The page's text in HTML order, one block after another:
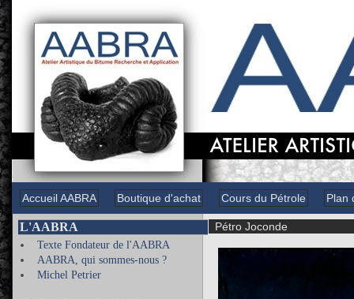
Accueil AABRA Boutique d'achat Cours du Pétrole Plan
L'AABRA
Texte Fondateur de l'AABRA
AABRA, qui sommes-nous ?
Michel Petrier
Pétro Joconde